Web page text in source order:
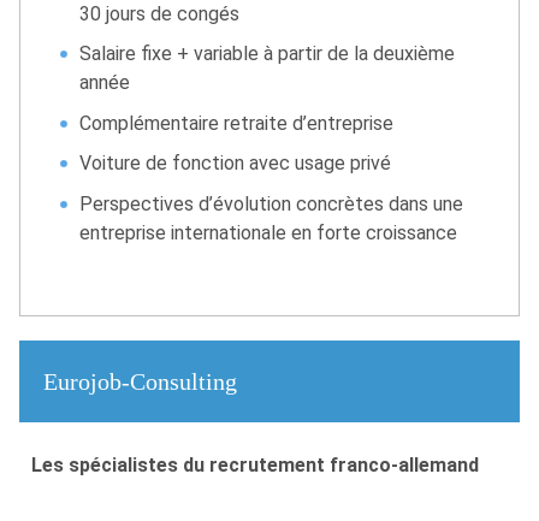
30 jours de congés
Salaire fixe + variable à partir de la deuxième
année
Complémentaire retraite d’entreprise
Voiture de fonction avec usage privé
Perspectives d’évolution concrètes dans une
entreprise internationale en forte croissance
Eurojob-Consulting
Les spécialistes du recrutement franco-allemand